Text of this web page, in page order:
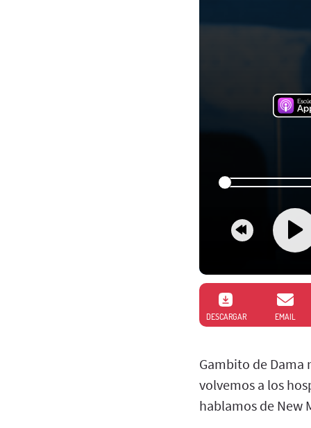
DESCARGAR EMAIL
Gambito de Dama
volvemos a los
hablamos de New